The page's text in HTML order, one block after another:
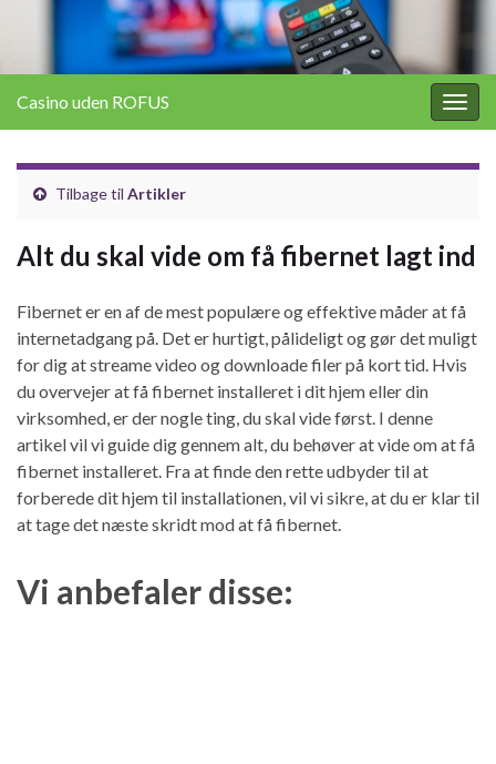
Casino uden ROFUS
Tilbage til Artikler
Alt du skal vide om få fibernet lagt ind
Fibernet er en af de mest populære og effektive måder at få
internetadgang på. Det er hurtigt, pålideligt og gør det muligt
for dig at streame video og downloade filer på kort tid. Hvis
du overvejer at få fibernet installeret i dit hjem eller din
virksomhed, er der nogle ting, du skal vide først. I denne
artikel vil vi guide dig gennem alt, du behøver at vide om at få
fibernet installeret. Fra at finde den rette udbyder til at
forberede dit hjem til installationen, vil vi sikre, at du er klar til
at tage det næste skridt mod at få fibernet.
Vi anbefaler disse: